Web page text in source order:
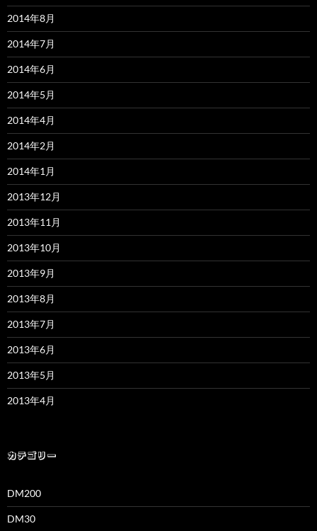
2014年8月
2014年7月
2014年6月
2014年5月
2014年4月
2014年2月
2014年1月
2013年12月
2013年11月
2013年10月
2013年9月
2013年8月
2013年7月
2013年6月
2013年5月
2013年4月
カテゴリー
DM200
DM30